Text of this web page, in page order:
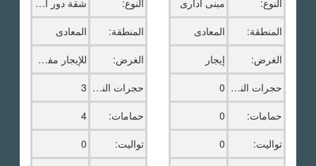
النوع:
مبنى ادارى
المنطقة:
المعادى
الغرض:
إيجار
حجرات النوم: 0
حمامات:
0
تواليت:
0
النوع:
شقة دور اخير بالروف
المنطقة:
المعادى
الغرض:
للإيجار مفروش
حجرات النوم: 3
حمامات:
4
تواليت:
0